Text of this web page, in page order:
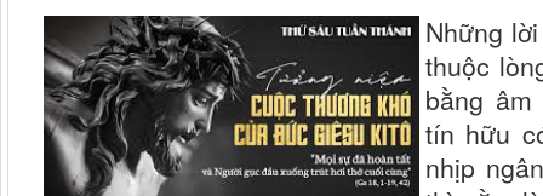
Những
thuộc
bằng
tín hữu
nhịp